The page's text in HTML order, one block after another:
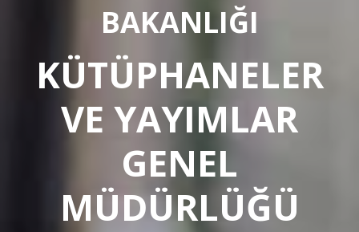
BAKANLIĞI
KÜTÜPHANELER
VE YAYIMLAR
GENEL
MÜDÜRLÜĞÜ